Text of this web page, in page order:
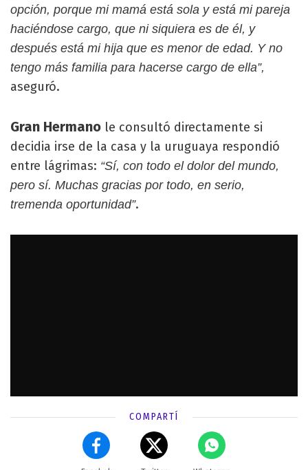
opción, porque mi mamá está sola y está mi pareja
haciéndose cargo, que ni siquiera es de él, y
después está mi hija que es menor de edad. Y no
tengo más familia para hacerse cargo de ella”,
aseguró.
Gran Hermano le consultó directamente si
decidia irse de la casa y la uruguaya respondió
entre lágrimas: “Sí, con todo el dolor del mundo,
pero sí. Muchas gracias por todo, en serio,
tremenda oportunidad”.
COMPARTÍ